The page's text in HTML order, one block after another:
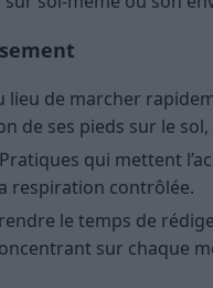
lieu de marcher
de ses pieds sur le
Pratiques qui mettent
respiration contrôlée.
le temps de
sur chaque